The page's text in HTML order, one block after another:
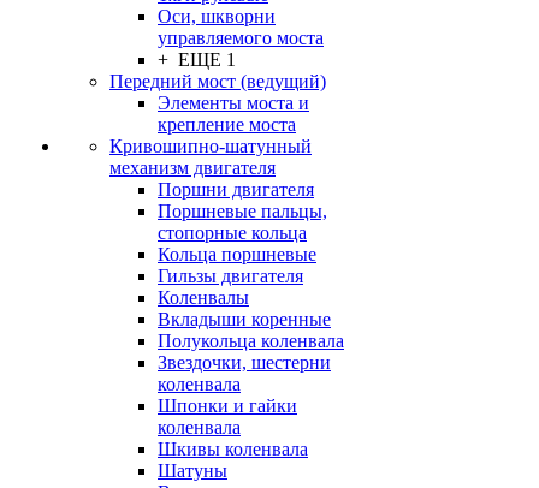
Оси, шкворни
управляемого моста
+ ЕЩЕ 1
Передний мост (ведущий)
Элементы моста и
крепление моста
Кривошипно-шатунный
механизм двигателя
Поршни двигателя
Поршневые пальцы,
стопорные кольца
Кольца поршневые
Гильзы двигателя
Коленвалы
Вкладыши коренные
Полукольца коленвала
Звездочки, шестерни
коленвала
Шпонки и гайки
коленвала
Шкивы коленвала
Шатуны